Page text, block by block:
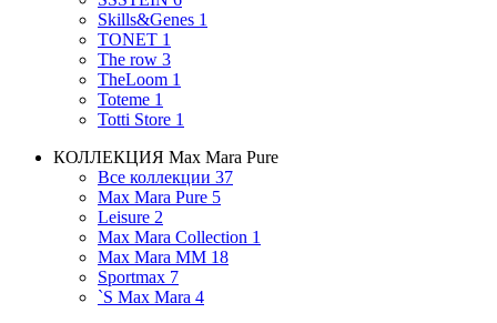
Skills&Genes 1
TONET 1
The row 3
TheLoom 1
Toteme 1
Totti Store 1
КОЛЛЕКЦИЯ Max Mara Pure
Все коллекции 37
Max Mara Pure 5
Leisure 2
Max Mara Collection 1
Max Mara MM 18
Sportmax 7
`S Max Mara 4